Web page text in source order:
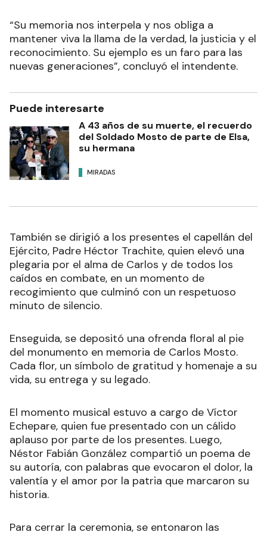
“Su memoria nos interpela y nos obliga a
mantener viva la llama de la verdad, la justicia y el
reconocimiento. Su ejemplo es un faro para las
nuevas generaciones”, concluyó el intendente.
Puede interesarte
A 43 años de su muerte, el recuerdo
del Soldado Mosto de parte de Elsa,
su hermana
MIRADAS
También se dirigió a los presentes el capellán del
Ejército, Padre Héctor Trachite, quien elevó una
plegaria por el alma de Carlos y de todos los
caídos en combate, en un momento de
recogimiento que culminó con un respetuoso
minuto de silencio.
Enseguida, se depositó una ofrenda floral al pie
del monumento en memoria de Carlos Mosto.
Cada flor, un símbolo de gratitud y homenaje a su
vida, su entrega y su legado.
El momento musical estuvo a cargo de Víctor
Echepare, quien fue presentado con un cálido
aplauso por parte de los presentes. Luego,
Néstor Fabián González compartió un poema de
su autoría, con palabras que evocaron el dolor, la
valentía y el amor por la patria que marcaron su
historia.
Para cerrar la ceremonia, se entonaron las